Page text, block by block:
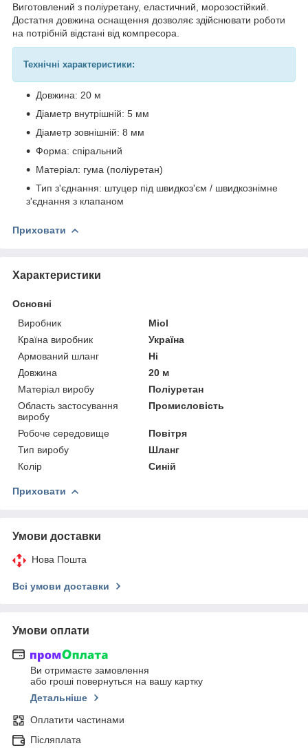
Виготовлений з поліуретану, еластичний, морозостійкий.
Достатня довжина оснащення дозволяє здійснювати роботи
на потрібній відстані від компресора.
Технічні характеристики:
Довжина: 20 м
Діаметр внутрішній: 5 мм
Діаметр зовнішній: 8 мм
Форма: спіральний
Матеріал: гума (поліуретан)
Тип з'єднання: штуцер під швидкоз'єм / швидкознімне
з'єднання з клапаном
Приховати
Характеристики
Основні
Виробник
Miol
Країна виробник
Україна
Армований шланг
Ні
Довжина
20 м
Матеріал виробу
Поліуретан
Область застосування
виробу
Промисловість
Робоче середовище
Повітря
Тип виробу
Шланг
Колір
Синій
Приховати
Умови доставки
Нова Пошта
Всі умови доставки
Умови оплати
Ви отримаєте замовлення
або гроші повернуться на вашу картку
Детальніше
Оплатити частинами
Післяплата